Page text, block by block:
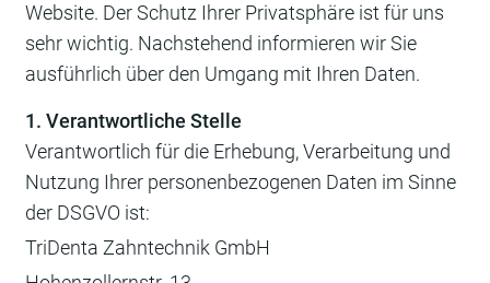
Website. Der Schutz Ihrer Privatsphäre ist für uns
sehr wichtig. Nachstehend informieren wir Sie
ausführlich über den Umgang mit Ihren Daten.
1. Verantwortliche Stelle
Verantwortlich für die Erhebung, Verarbeitung und
Nutzung Ihrer personenbezogenen Daten im Sinne
der DSGVO ist:
TriDenta Zahntechnik GmbH